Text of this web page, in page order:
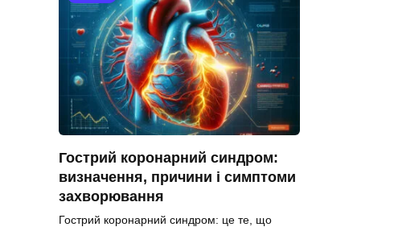
Гострий коронарний синдром:
визначення, причини і симптоми
захворювання
Гострий коронарний синдром: це те, що